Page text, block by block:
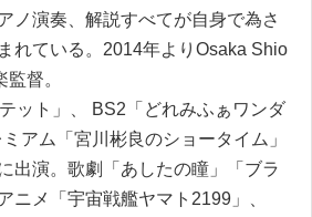
ノ演奏 解説すべてが自身で為さ
ま れている 。 2014年よ り Osaka Shio
監督。
ッ ト 」 BS2 「 どれみふ ぁ ワンダ
アム 「 宮川彬良のシ ョ ータイ ム 」
出演。 歌劇 「 あ したの瞳」 「 ブラ
ニ メ 「 宇宙戦艦ヤマ ト 2199」